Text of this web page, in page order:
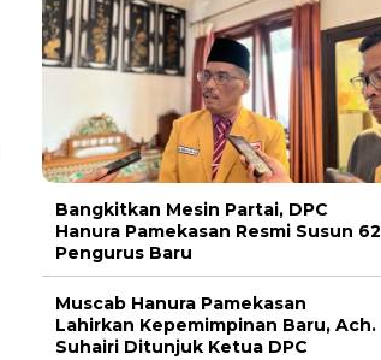
Bangkitkan Mesin Partai, DPC
Hanura Pamekasan Resmi Susun 62
Pengurus Baru
Muscab Hanura Pamekasan
Lahirkan Kepemimpinan Baru, Ach.
Suhairi Ditunjuk Ketua DPC